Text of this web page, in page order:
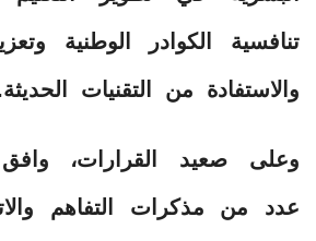
تنافسية الكوادر الوطنية
والاستفادة من التقنيات
وعلى صعيد القرارات،
عدد من مذكرات التفاهم